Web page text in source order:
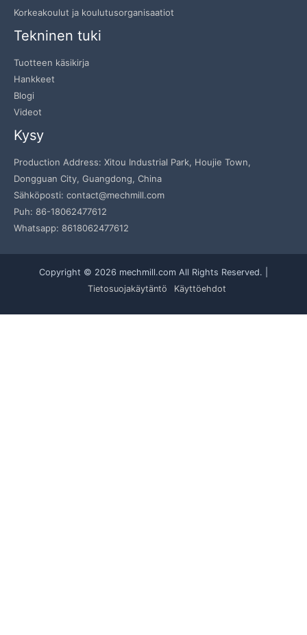
Korkeakoulut ja koulutusorganisaatiot
Tekninen tuki
Tuotteen käsikirja
Hankkeet
Blogi
Videot
Kysy
Production Address: Xitou Industrial Park, Houjie Town,
Dongguan City, Guangdong, China
Sähköposti: contact@mechmill.com
Puh: 86-18062477612
Whatsapp: 8618062477612
Copyright © 2026 mechmill.com All Rights Reserved. |
Tietosuojakäytäntö
Käyttöehdot